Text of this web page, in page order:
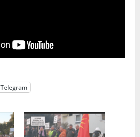
Telegram